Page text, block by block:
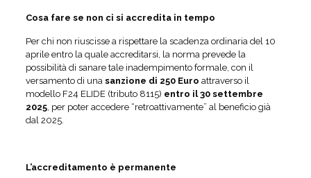
Cosa fare se non ci si accredita in tempo
Per chi non riuscisse a rispettare la scadenza ordinaria del 10
aprile entro la quale accreditarsi, la norma prevede la
possibilità di sanare tale inadempimento formale, con il
versamento di una sanzione di 250 Euro attraverso il
modello F24 ELIDE (tributo 8115) entro il 30 settembre
2025, per poter accedere “retroattivamente” al beneficio già
dal 2025.
L’accreditamento è permanente